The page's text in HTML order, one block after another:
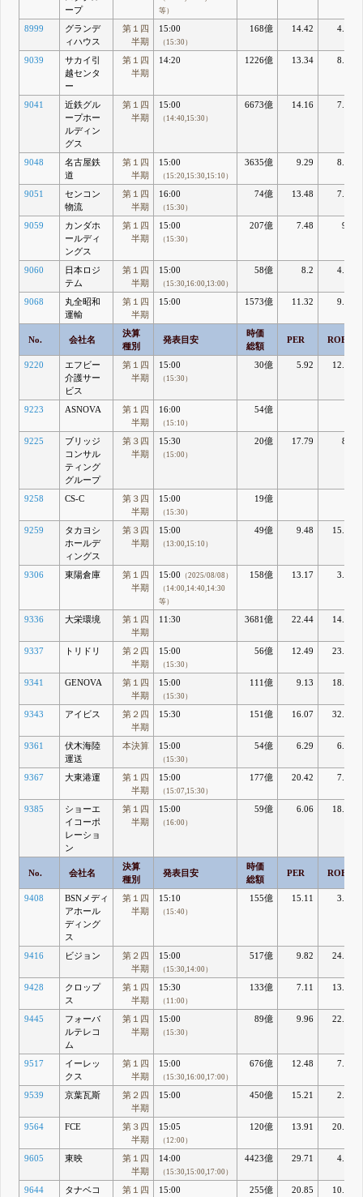
ープ
等）
8999
グランデ
ィハウス
第１四
半期
15:00
（15:30）
168億 14.42 4.37
9039
サカイ引
越センタ
ー
第１四
半期
14:20 1226億 13.34 8.81
9041
近鉄グル
ープホー
ルディン
グス
第１四
半期
15:00
（14:40,15:30）
6673億 14.16 7.68
9048
名古屋鉄
道
第１四
半期
15:00
（15:20,15:30,15:10）
3635億 9.29 8.04
9051
センコン
物流
第１四
半期
16:00
（15:30）
74億 13.48 7.94
9059
カンダホ
ールディ
ングス
第１四
半期
15:00
（15:30）
207億 7.48 9.1
9060
日本ロジ
テム
第１四
半期
15:00
（15:30,16:00,13:00）
58億 8.2 4.23
9068
丸全昭和
運輸
第１四
半期
15:00 1573億 11.32 9.15
No. 会社名
決算
種別
発表目安
時価
総額
PER ROE
9220
エフビー
介護サー
ビス
第１四
半期
15:00
（15:30）
30億 5.92 12.97
9223 ASNOVA
第１四
半期
16:00
（15:10）
54億
9225
ブリッジ
コンサル
ティング
グループ
第３四
半期
15:30
（15:00）
20億 17.79 8.9
9258 CS-C
第３四
半期
15:00
（15:30）
19億
9259
タカヨシ
ホールデ
ィングス
第３四
半期
15:00
（13:00,15:10）
49億 9.48 15.51
9306 東陽倉庫
第１四
半期
15:00 （2025/08/08）
（14:00,14:40,14:30
等）
158億 13.17 3.95
9336 大栄環境
第１四
半期
11:30 3681億 22.44 14.93
9337 トリドリ
第２四
半期
15:00
（15:30）
56億 12.49 23.76
9341 GENOVA
第１四
半期
15:00
（15:30）
111億 9.13 18.82
9343 アイビス
第２四
半期
15:30 151億 16.07 32.05
9361
伏木海陸
運送
本決算 15:00
（15:30）
54億 6.29 6.68
9367 大東港運
第１四
半期
15:00
（15:07,15:30）
177億 20.42 7.56
9385
ショーエ
イコーポ
レーショ
ン
第１四
半期
15:00
（16:00）
59億 6.06 18.92
No. 会社名
決算
種別
発表目安
時価
総額
PER ROE
9408
BSNメディ
アホール
ディング
ス
第１四
半期
15:10
（15:40）
155億 15.11 3.84
9416 ビジョン
第２四
半期
15:00
（15:30,14:00）
517億 9.82 24.94
9428
クロップ
ス
第１四
半期
15:30
（11:00）
133億 7.11 13.93
9445
フォーバ
ルテレコ
ム
第１四
半期
15:00
（15:30）
89億 9.96 22.84
9517
イーレッ
クス
第１四
半期
15:00
（15:30,16:00,17:00）
676億 12.48 7.68
9539 京葉瓦斯
第２四
半期
15:00 450億 15.21 2.68
9564 FCE
第３四
半期
15:05
（12:00）
120億 13.91 20.51
9605 東映
第１四
半期
14:00
（15:30,15:00,17:00）
4423億 29.71 4.33
9644
タナベコ
第１四
15:00 255億 20.85 10.94